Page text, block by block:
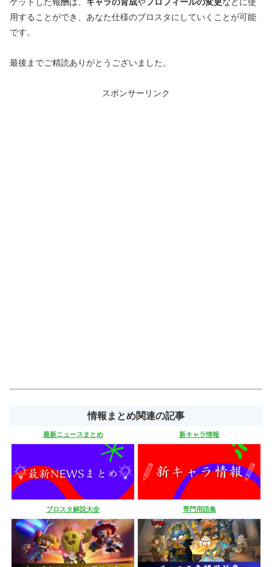
用することができ、あなた仕様のブロスタにしていくことが可能
です。
最後までご精読ありがとうございました。
スポンサーリンク
情報まとめ関連の記事
最新ニュースまとめ 新キャラ情報
ブロスタ解説大全 専門用語集